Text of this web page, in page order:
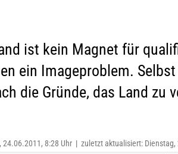
ist kein Magnet für
ein Imageproblem.
die Gründe, das Land zu
24.06.2011, 8:28 Uhr | zuletzt aktualisiert: